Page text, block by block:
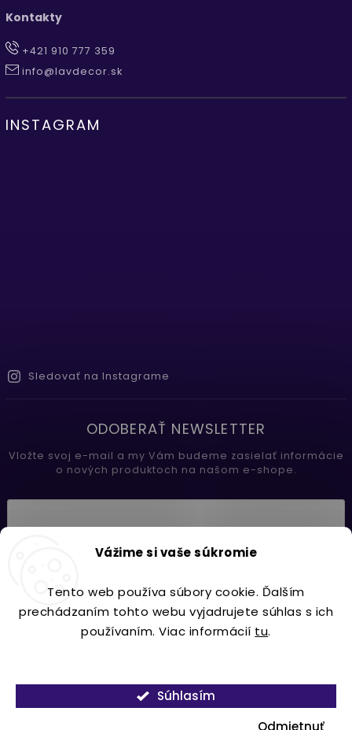
Vážime si vaše súkromie
Tento web používa súbory cookie. Ďalším
prechádzaním tohto webu vyjadrujete súhlas s ich
používaním. Viac informácií tu.
Odmietnuť
Súhlasím
Kontakty
+421 910 777 359
info@lavdecor.sk
INSTAGRAM
Sledovať na Instagrame
ODOBERAŤ NEWSLETTER
Vložte svoj e-mail a my Vám budeme zasielať informácie
o nových produktoch na našom e-shope.
Prihlásiť sa
Copyright 2026Lavdecor.sk. Všetky práva vyhradené.
VytvořilShoptet| DesignShoptak.cz.